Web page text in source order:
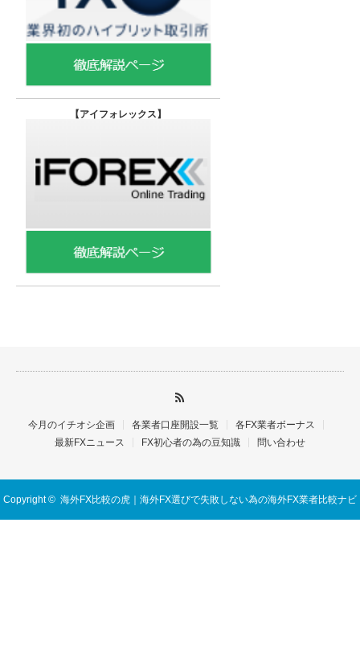
【アイフォレックス】
今月のイチオシ企画 各業者口座開設一覧
各FX業者ボーナス
最新FXニュース
FX初心者の為の豆知識 問い合わせ
Copyright © 海外FX比較の虎｜海外FX選びで失敗しない為の海外FX業者比較ナビ